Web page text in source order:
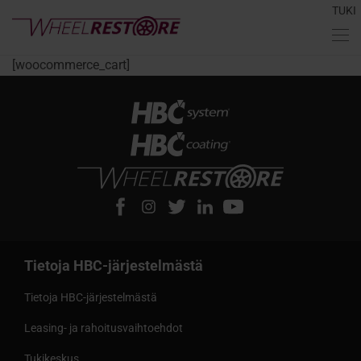
TUKI
[woocommerce_cart]
Tietoja HBC-järjestelmästä
Tietoja HBC-järjestelmästä
Leasing- ja rahoitusvaihtoehdot